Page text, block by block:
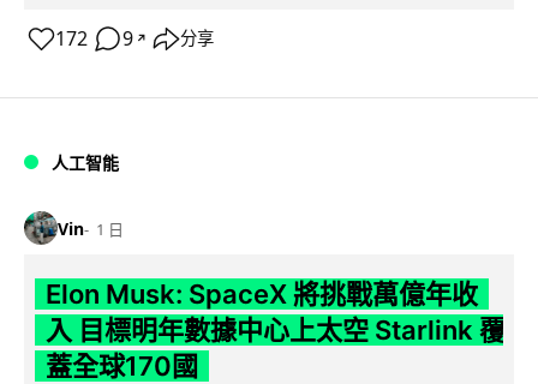
172 9 ↗ 分享
人工智能
Vin 1 日
Elon Musk: SpaceX 將挑戰萬億年收
入 目標明年數據中心上太空 Starlink 覆
蓋全球170國